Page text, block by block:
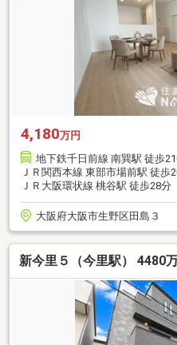
4,180万円
地下鉄千日前線 南巽駅 徒歩
ＪＲ関西本線 東部市場前駅 徒歩
ＪＲ大阪環状線 桃谷駅 徒歩28分
大阪府大阪市生野区田島３
新今里５（今里駅） 4480